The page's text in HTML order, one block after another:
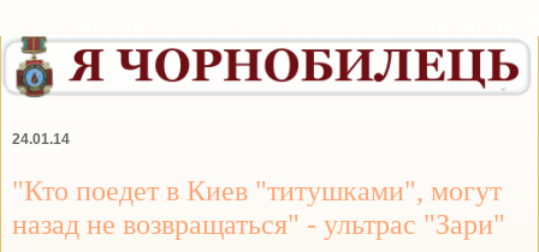
24.01.14
"Кто поедет в Киев "титушками", могут
назад не возвращаться" - ультрас "Зари"